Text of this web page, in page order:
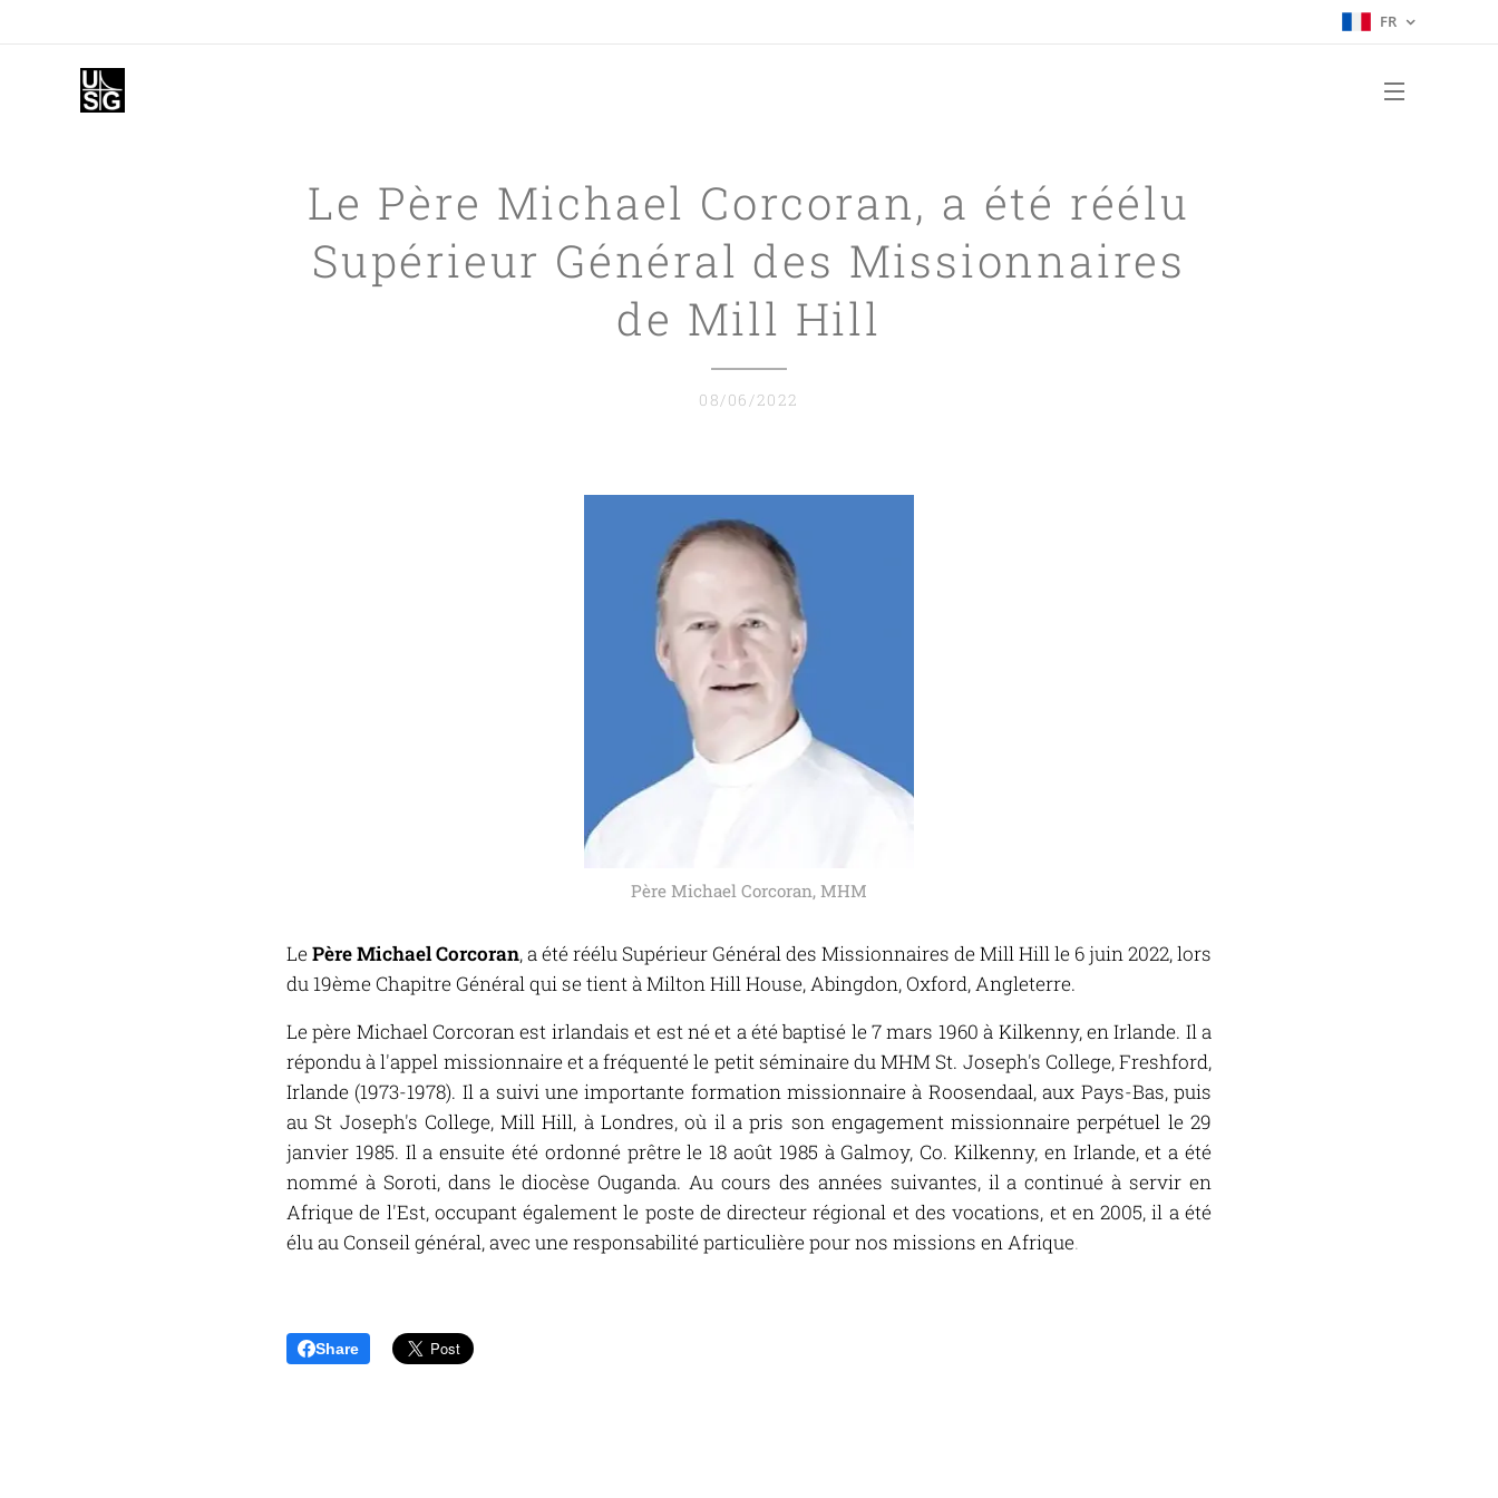
FR
Le Père Michael Corcoran, a été réélu
Supérieur Général des Missionnaires
de Mill Hill
08/06/2022
Père Michael Corcoran, MHM
LePère Michael Corcoran, a été réélu Supérieur Général des Missionnaires de Mill Hillle 6 juin 2022, lors
du 19ème Chapitre Général qui se tient à Milton Hill House, Abingdon, Oxford, Angleterre.
Le père Michael Corcoran est irlandais et est né et a été baptisé le 7 mars 1960 à Kilkenny, en Irlande. Il a
répondu à l'appel missionnaire et a fréquenté le petit séminaire du MHM St. Joseph's College, Freshford,
Irlande (1973-1978). Il a suivi une importante formation missionnaire à Roosendaal, aux Pays-Bas, puis
au St Joseph's College, Mill Hill, à Londres, où il a pris son engagement missionnaire perpétuel le 29
janvier 1985. Il a ensuite été ordonné prêtre le 18 août 1985 à Galmoy, Co. Kilkenny, en Irlande, et a été
nommé à Soroti, dans le diocèse Ouganda. Au cours des années suivantes, il a continué à servir en
Afrique de l'Est, occupant également le poste de directeur régional et des vocations, et en 2005, il a été
élu au Conseil général, avec une responsabilité particulière pour nos missions en Afrique.
Share